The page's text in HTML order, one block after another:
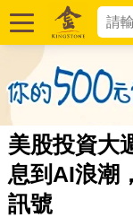
美股投資大
息到AI浪潮
訊號